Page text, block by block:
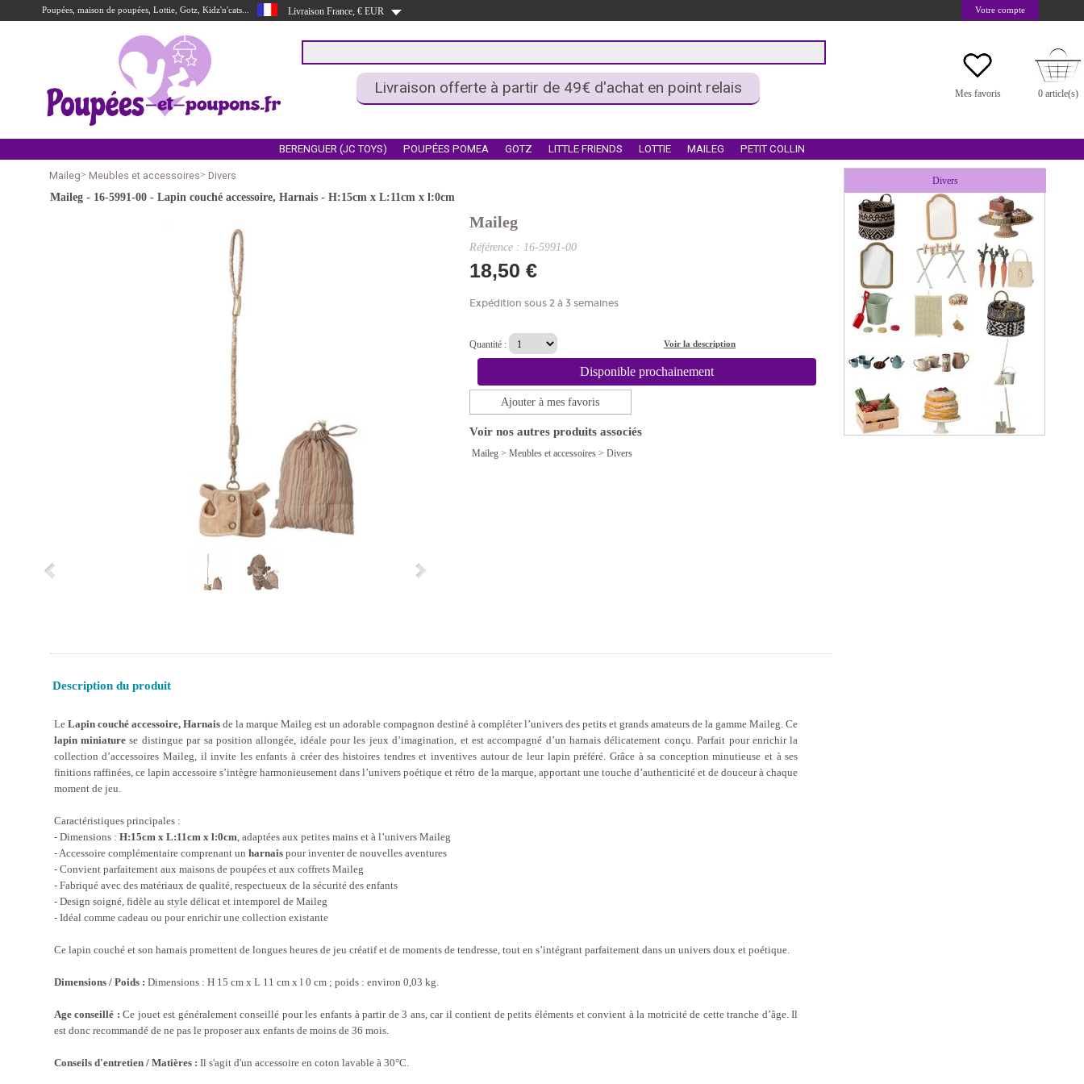
Poupées, maison de poupées, Lottie, Gotz, Kidz'n'cats... Livraison France, € EUR Votre compte
Livraison offerte à partir de 49€ d'achat en point relais Mes favoris 0 article(s)
BERENGUER (JC TOYS) POUPÉES POMEA GOTZ LITTLE FRIENDS LOTTIE MAILEG PETIT COLLIN
Maileg> Meubles et accessoires> Divers
Maileg - 16-5991-00 - Lapin couché accessoire, Harnais - H:15cm x L:11cm x l:0cm
undefined Maileg
Référence : 16-5991-00
18,50 €
Expédition sous 2 à 3 semaines
Quantité : Voir la description
Disponible prochainement
Ajouter à mes favoris
Voir nos autres produits associés
Maileg > Meubles et accessoires > Divers
Description du produit
Le Lapin couché accessoire, Harnaisde la marque Maileg est un adorable compagnon destiné à compléter l’univers des petits et grands amateurs de la gamme Maileg. Ce
lapin miniaturese distingue par sa position allongée, idéale pour les jeux d’imagination, et est accompagné d’un harnais délicatement conçu. Parfait pour enrichir la
collection d’accessoires Maileg, il invite les enfants à créer des histoires tendres et inventives autour de leur lapin préféré. Grâce à sa conception minutieuse et à ses
finitions raffinées, ce lapin accessoire s’intègre harmonieusement dans l’univers poétique et rétro de la marque, apportant une touche d’authenticité et de douceur à chaque
moment de jeu.
Caractéristiques principales :
- Dimensions : H:15cm x L:11cm x l:0cm , adaptées aux petites mains et à l’univers Maileg
- Accessoire complémentaire comprenant un harnaispour inventer de nouvelles aventures
- Convient parfaitement aux maisons de poupées et aux coffrets Maileg
- Fabriqué avec des matériaux de qualité, respectueux de la sécurité des enfants
- Design soigné, fidèle au style délicat et intemporel de Maileg
- Idéal comme cadeau ou pour enrichir une collection existante
Ce lapin couché et son harnais promettent de longues heures de jeu créatif et de moments de tendresse, tout en s’intégrant parfaitement dans un univers doux et poétique.
Dimensions / Poids : Dimensions : H 15 cm x L 11 cm x l 0 cm ; poids : environ 0,03 kg.
Age conseillé :Ce jouet est généralement conseillé pour les enfants à partir de 3 ans, car il contient de petits éléments et convient à la motricité de cette tranche d’âge. Il
est donc recommandé de ne pas le proposer aux enfants de moins de 36 mois.
Conseils d'entretien / Matières : Il s'agit d'un accessoire en coton lavable à 30°C.
Divers